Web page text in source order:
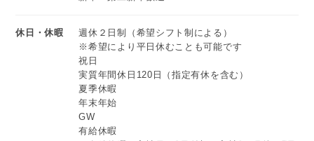
休日・休暇
週休２日制（希望シフト制による）
※希望により平日休むことも可能です
祝日
実質年間休日120日（指定有休を含む）
夏季休暇
年末年始
GW
有給休暇